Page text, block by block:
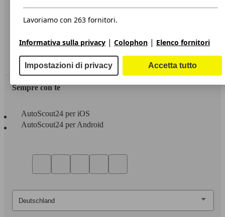
Privacy
Dichiarazione di Accessibilità
Servizi
Area rivenditori
Sempre con te
AutoScout24 per iOS
AutoScout24 per Android
Lavoriamo con 263 fornitori.
Informativa sulla privacy | Colophon | Elenco fornitori
Impostazioni di privacy Accetta tutto